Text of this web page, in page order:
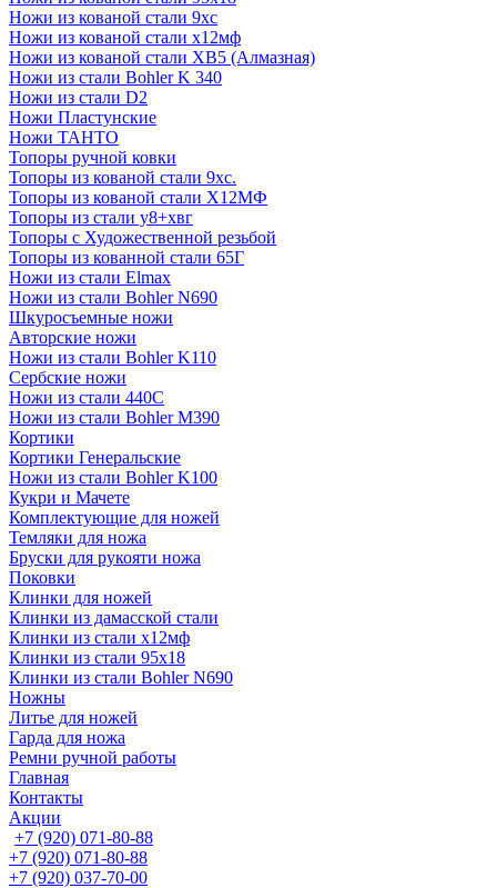
Ножи из кованой стали 9хс
Ножи из кованой стали х12мф
Ножи из кованой стали ХВ5 (Алмазная)
Ножи из стали Bohler K 340
Ножи из стали D2
Ножи Пластунские
Ножи ТАНТО
Топоры ручной ковки
Топоры из кованой стали 9хс.
Топоры из кованой стали Х12МФ
Топоры из стали у8+хвг
Топоры с Художественной резьбой
Топоры из кованной стали 65Г
Ножи из стали Elmax
Ножи из стали Bohler N690
Шкуросъемные ножи
Авторские ножи
Ножи из стали Bohler K110
Сербские ножи
Ножи из стали 440С
Ножи из стали Bohler M390
Кортики
Кортики Генеральские
Ножи из стали Bohler K100
Кукри и Мачете
Комплектующие для ножей
Темляки для ножа
Бруски для рукояти ножа
Поковки
Клинки для ножей
Клинки из дамасской стали
Клинки из стали х12мф
Клинки из стали 95х18
Клинки из стали Bohler N690
Ножны
Литье для ножей
Гарда для ножа
Ремни ручной работы
Главная
Контакты
Акции
+7 (920) 071-80-88
+7 (920) 071-80-88
+7 (920) 037-70-00